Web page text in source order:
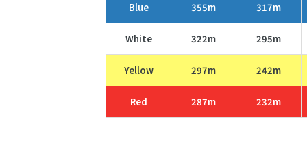
Blue 355m 317m
White 322m 295m
Yellow 297m 242m
Red 287m 232m